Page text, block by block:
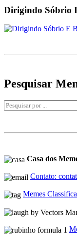
Dirigindo Sóbrio
Pesquisar
Casa dos
Contato:
Memes